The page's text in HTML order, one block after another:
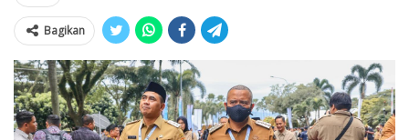
Bagikan